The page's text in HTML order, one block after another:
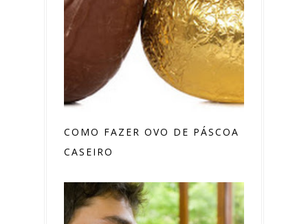
COMO FAZER OVO DE PÁSCOA
CASEIRO